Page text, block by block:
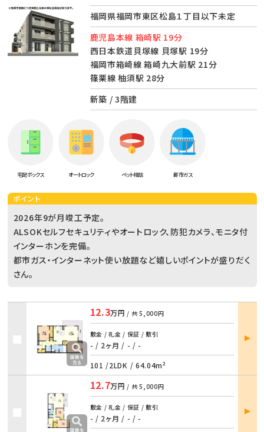
福岡県福岡市東区松島１丁目以下未定
鹿児島本線 箱崎駅 19分
西日本鉄道貝塚線 貝塚駅 19分
福岡市箱崎線 箱崎九大前駅 21分
篠栗線 柚須駅 28分
新築 / 3階建
宅配ボックス オートロック ペット相談 都市ガス
ポイント
2026年9が月竣工予定。
ALSOKセルフセキュリティやオートロック、防犯カメラ、モニタ付
インターホンを完備。
都市ガス・インターネット使い放題など嬉しいポイントが盛りだく
さん。
12.3万円 / 共5,000円
敷金 / 礼金 / 保証 / 敷引
- / 2ヶ月 / - / -
101 /2LDK / 64.04m²
部屋
詳細
12.7万円 / 共5,000円
敷金 / 礼金 / 保証 / 敷引
- / 2ヶ月 / - / -
部屋
詳細